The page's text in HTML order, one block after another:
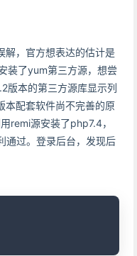
解，官方想表达的估计是
装了yum第三方源，想尝
版本的第三方源库显示列
本配套软件尚不完善的原
remi源安装了php7.4，
通过。登录后台，发现后